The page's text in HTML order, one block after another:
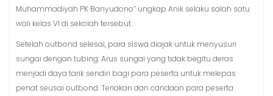
Muhammadiyah PK Banyudono” ungkap Anik selaku salah satu
wali kelas VI di sekolah tersebut.
Setelah outbond selesai, para siswa diajak untuk menyusuri
sungai dengan tubing. Arus sungai yang tidak begitu deras
menjadi daya tarik sendiri bagi para peserta untuk melepas
penat seusai outbond. Teriakan dan candaan para peserta